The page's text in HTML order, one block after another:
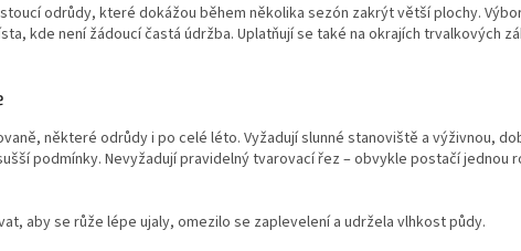
odrůdy, které dokážou během několika sezón zakrýt větší plochy.
kde není žádoucí častá údržba. Uplatňují se také na okrajích trvalkových
některé odrůdy i po celé léto. Vyžadují slunné stanoviště a výživnou,
podmínky. Nevyžadují pravidelný tvarovací řez – obvykle postačí
aby se růže lépe ujaly, omezilo se zaplevelení a udržela vlhkost půdy.